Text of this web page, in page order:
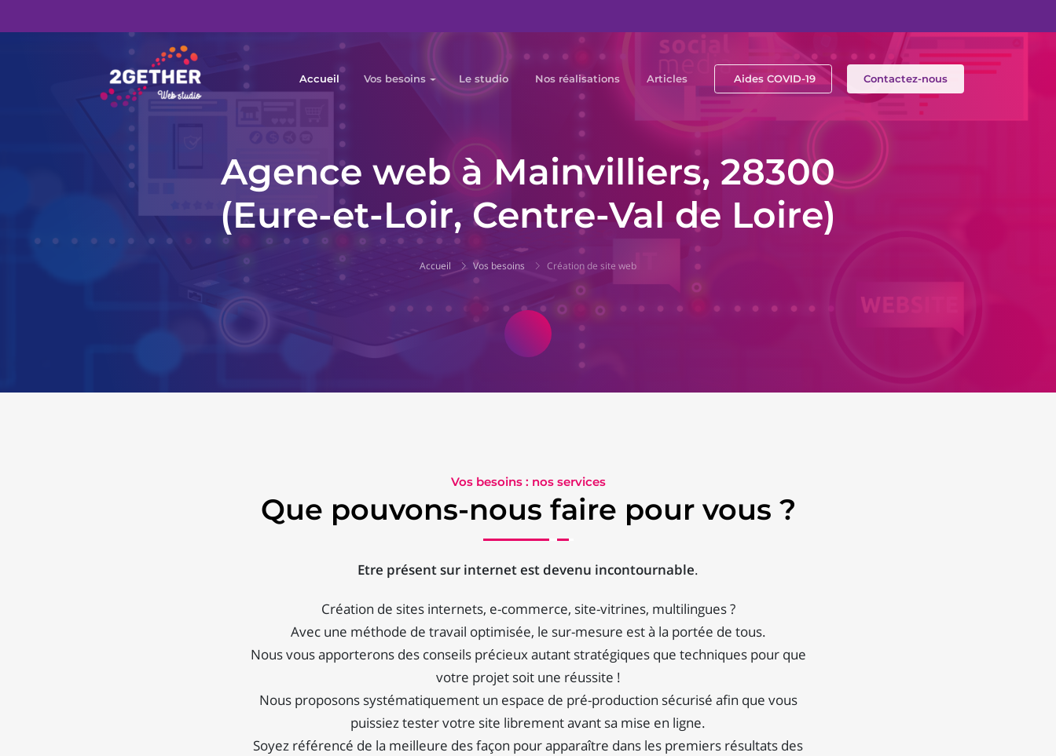
Accueil Vos besoins Le studio Nos réalisations Articles Aides COVID-19 Contactez-nous
Agence web à Mainvilliers, 28300
(Eure-et-Loir, Centre-Val de Loire)
Accueil Vos besoins Création de site web
Vos besoins : nos services
Que pouvons-nous faire pour vous ?
Etre présent sur internet est devenu incontournable.
Création de sites internets, e-commerce, site-vitrines, multilingues ?
Avec une méthode de travail optimisée, le sur-mesure est à la portée de tous.
Nous vous apporterons des conseils précieux autant stratégiques que techniques pour que
votre projet soit une réussite !
Nous proposons systématiquement un espace de pré-production sécurisé afin que vous
puissiez tester votre site librement avant sa mise en ligne.
Soyez référencé de la meilleure des façon pour apparaître dans les premiers résultats des